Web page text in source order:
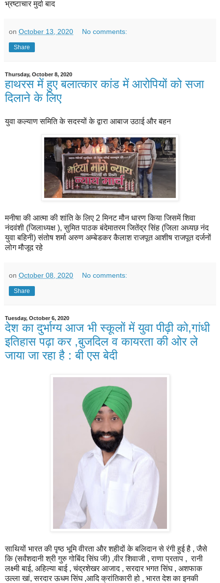
भ्रष्टाचार मुर्दा बाद
on October 13, 2020 No comments:
Share
Thursday, October 8, 2020
हाथरस में हुए बलात्कार कांड में आरोपियों को सजा
दिलाने के लिए
युवा कल्याण समिति के सदस्यों के द्वारा आबाज उठाई और बहन
मनीषा की आत्मा की शांति के लिए 2 मिनट मौन धारण किया जिसमें शिवा
नंदवंशी (जिलाध्यक्ष ), सुमित पाठक बंदेमातरम जितेंद्र सिंह (जिला अध्यछ नंद
युवा बहिनी) संतोष शर्मा अरुण अम्बेडकर कैलाश राजपूत आशीष राजपूत दर्जनों
लोग मौजूद रहे
on October 08, 2020 No comments:
Share
Tuesday, October 6, 2020
देश का दुर्भाग्य आज भी स्कूलों में युवा पीढ़ी को,गांधी
इतिहास पढ़ा कर ,बुजदिल व कायरता की ओर ले
जाया जा रहा है : बी एस बेदी
साथियों भारत की पृष्ठ भूमि वीरता और शहीदों के बलिदान से रंगी हुई है , जैसे
कि (सर्वंशदानी श्री गुरु गोबिंद सिंघ जी) ,वीर शिवाजी , राणा प्रताप , रानी
लक्ष्मी बाई, अहिल्या बाई , चंद्रशेखर आजाद , सरदार भगत सिंघ , अशफाक
उल्ला खां, सरदार ऊधम सिंघ ,आदि क्रांतिकारी हो , भारत देश का इनकी